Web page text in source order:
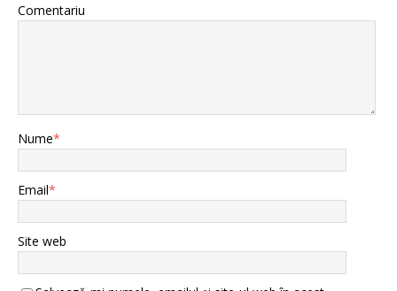
Comentariu
Nume*
Email*
Site web